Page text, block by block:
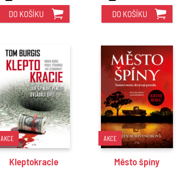
DO KOŠÍKU DO KOŠÍKU
AKCE
Kleptokracie
AKCE
Město špíny